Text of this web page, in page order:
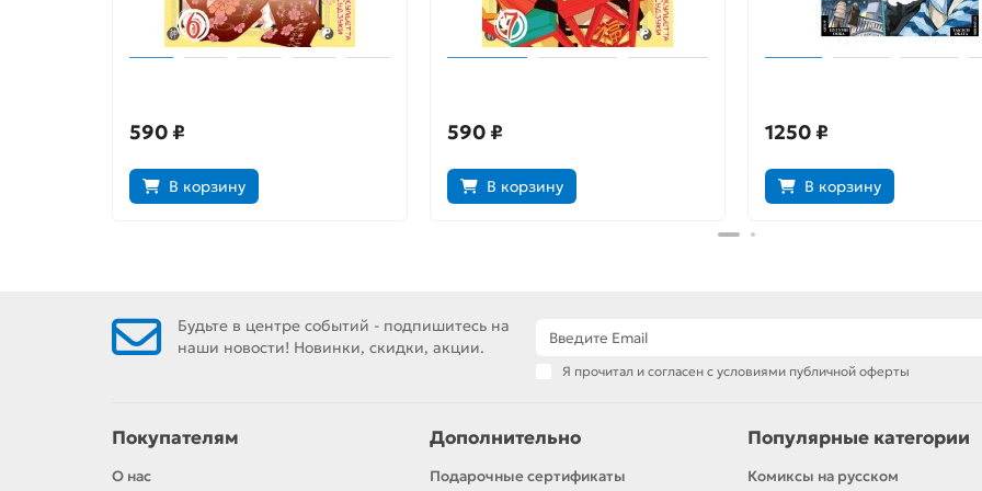
590 ₽
В корзину
590 ₽
В корзину
1250 ₽
В корзину
Будьте в центре событий - подпишитесь на
наши новости! Новинки, скидки, акции.
Я прочитал и согласен с условиями публичной оферты
Покупателям
О нас
Дополнительно
Подарочные сертификаты
Популярные категории
Комиксы на русском